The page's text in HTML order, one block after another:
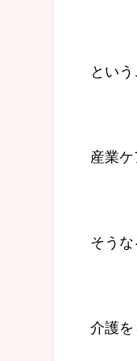
とい
産業
そうな
介護